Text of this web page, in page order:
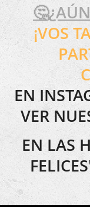
¡VOS
EN
VER
EN LAS